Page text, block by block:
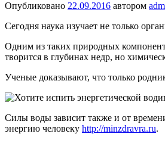
Опубликовано 22.09.2016 автором
Сегодня наука изучает не только
Одним из таких природных
творится в глубинах недр, но
Ученые доказывают, что только
Силы воды зависит также и от
энергию человеку http://minzdravra.ru.